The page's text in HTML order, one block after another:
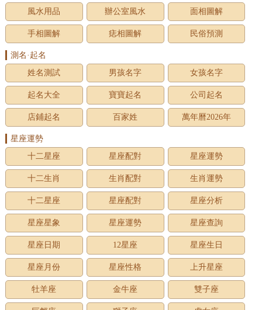
風水用品 辦公室風水 面相圖解
手相圖解 痣相圖解 民俗預測
測名·起名
姓名測試
男孩名字 女孩名字
起名大全 寶寶起名 公司起名
店鋪起名 百家姓 萬年曆2026年
星座運勢
十二星座
星座配對 星座運勢
十二生肖 生肖配對 生肖運勢
十二星座 星座配對 星座分析
星座星象 星座運勢 星座查詢
星座日期 12星座 星座生日
星座月份 星座性格 上升星座
牡羊座 金牛座 雙子座